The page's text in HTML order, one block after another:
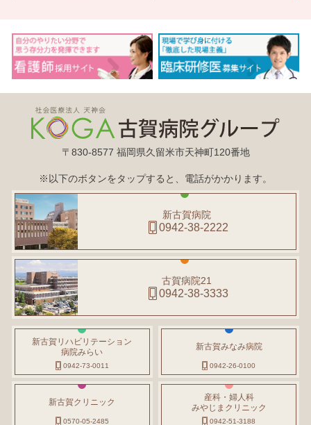
〒830-8577 福岡県久留米市天神町120番地
※以下のボタンをタップすると、電話がかかります。
新古賀病院
0942-38-2222
古賀病院21
0942-38-3333
新古賀リハビリテーション
病院みらい
0942-73-0011
新古賀みなみ病院
0942-26-0100
新古賀クリニック
0570-05-2485
産科・婦人科
みやじまクリニック
0942-51-3188